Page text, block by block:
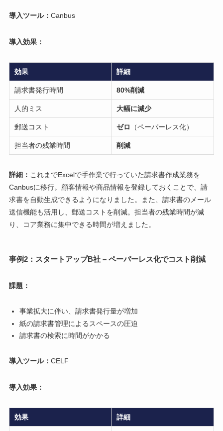
導入ツール： Canbus
導入効果：
効果 詳細
請求書発行時間 80%削減
人的ミス 大幅に減少
郵送コスト ゼロ （ペーパーレス化）
担当者の残業時間 削減
詳細： これまでExcelで手作業で行っていた請求書作成業務を
Canbusに移行。顧客情報や商品情報を登録しておくことで、請
求書を自動生成できるようになりました。また、請求書のメール
送信機能も活用し、郵送コストを削減。担当者の残業時間が減
り、コア業務に集中できる時間が増えました。
事例2：スタートアップB社 – ペーパーレス化でコスト削減
課題：
事業拡大に伴い、請求書発行量が増加
紙の請求書管理によるスペースの圧迫
請求書の検索に時間がかかる
導入ツール： CELF
導入効果：
効果 詳細